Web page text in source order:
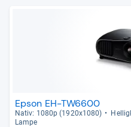
Epson EH-TW6600
Nativ: 1080p (1920x1080)
Lampe